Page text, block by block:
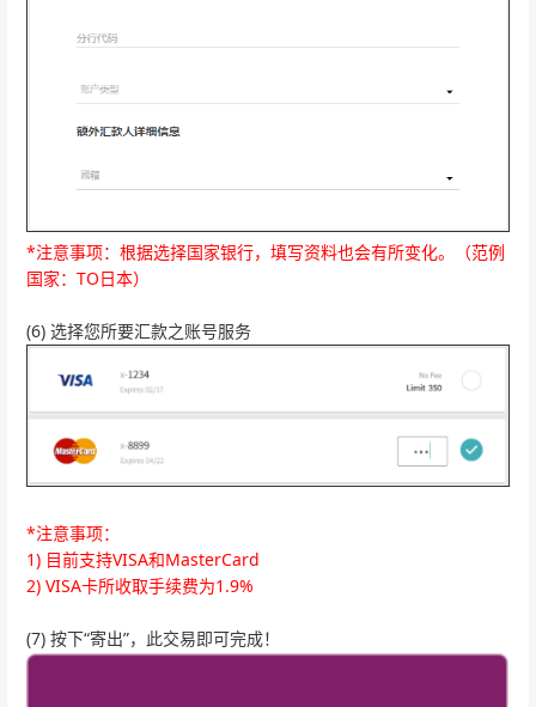
*注意事项：根据选择国家银行，填写资料也会有所变化。（范例
国家：TO日本）
(6) 选择您所要汇款之账号服务
*注意事项：
1) 目前支持VISA和MasterCard
2) VISA卡所收取手续费为1.9%
(7) 按下“寄出”，此交易即可完成！